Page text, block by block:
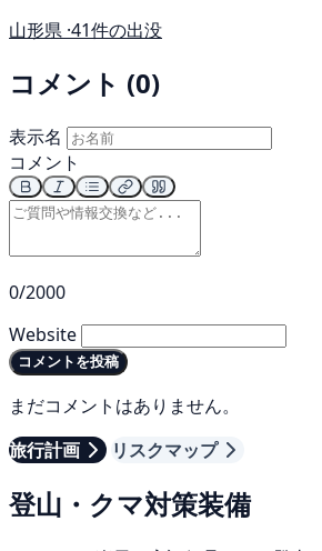
山形県 ·41件の出没
コメント (0)
表示名
コメント
0/2000
Website
コメントを投稿
まだコメントはありません。
旅行計画
リスクマップ
登山・クマ対策装備